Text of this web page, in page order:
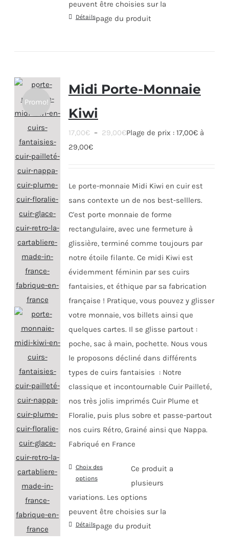
peuvent être choisies sur la
page du produit
Détails
Promo!
Midi Porte-Monnaie
Kiwi
17,00€ – 29,00€Plage de prix : 17,00€ à
29,00€
Le porte-monnaie Midi Kiwi en cuir est
sans contexte un de nos best-selllers.
C'est porte monnaie de forme
rectangulaire, avec une fermeture à
glissière, terminé comme toujours par
notre étoile filante. Ce midi Kiwi est
évidemment féminin par ses cuirs
fantaisies, et éthique par sa fabrication
française ! Pratique, vous pouvez y glisser
votre monnaie, vos billets ainsi que
quelques cartes. Il se glisse partout :
poche, sac à main, pochette. Nous vous
le proposons décliné dans différents
types de cuirs fantaisies : Notre
classique et incontournable Cuir Pailleté,
nos très jolis imprimés Cuir Plume et
Floralie, puis plus sobre et passe-partout
nos cuirs Rétro, Grainé ainsi que Nappa.
Fabriqué en France
Choix des
options
Ce produit a
plusieurs
variations. Les options
peuvent être choisies sur la
page du produit
Détails